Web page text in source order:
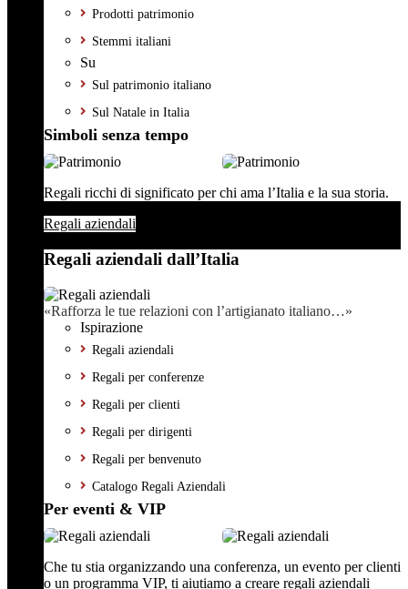
Prodotti patrimonio
Stemmi italiani
Su
Sul patrimonio italiano
Sul Natale in Italia
Simboli senza tempo
Regali ricchi di significato per chi ama l’Italia e la sua storia.
Regali aziendali
Regali aziendali dall’Italia
«Rafforza le tue relazioni con l’artigianato italiano…»
Ispirazione
Regali aziendali
Regali per conferenze
Regali per clienti
Regali per dirigenti
Regali per benvenuto
Catalogo Regali Aziendali
Per eventi & VIP
Che tu stia organizzando una conferenza, un evento per clienti
o un programma VIP, ti aiutiamo a creare regali aziendali